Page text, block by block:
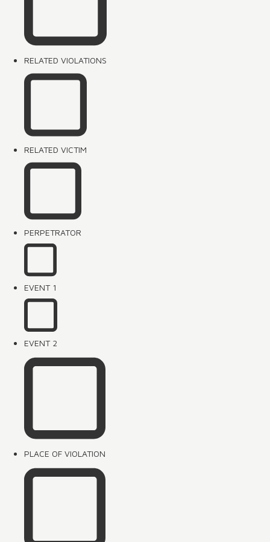
RELATED VIOLATIONS
RELATED VICTIM
PERPETRATOR
EVENT 1
EVENT 2
PLACE OF VIOLATION